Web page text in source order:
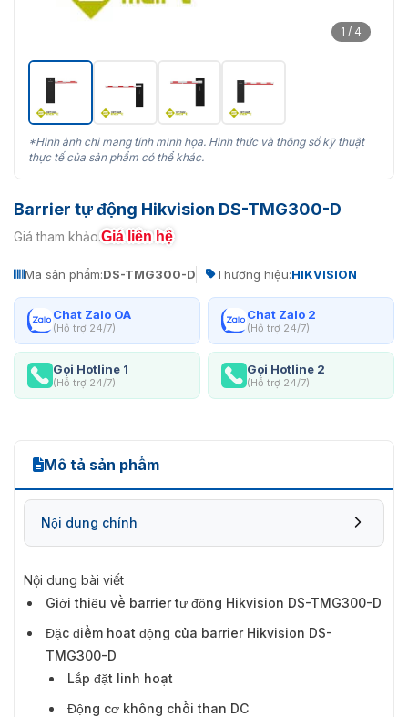
1 / 4
*Hình ảnh chỉ mang tính minh họa. Hình thức và thông số kỹ thuật
thực tế của sản phẩm có thể khác.
Barrier tự động Hikvision DS-TMG300-D
Giá tham khảo:Giá liên hệ
Mã sản phẩm:DS-TMG300-D Thương hiệu:HIKVISION
Chat Zalo OA
(Hỗ trợ 24/7)
Chat Zalo 2
(Hỗ trợ 24/7)
Gọi Hotline 1
(Hỗ trợ 24/7)
Gọi Hotline 2
(Hỗ trợ 24/7)
Mô tả sản phẩm
Nội dung chính
TMG300-D
Nội dung bài viết
Giới thiệu về barrier tự động Hikvision DS-TMG300-D
Đặc điểm hoạt động của barrier Hikvision DS-
TMG300-D
Lắp đặt linh hoạt
Động cơ không chổi than DC